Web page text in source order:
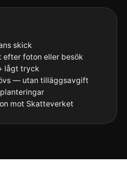
skick
efter foton eller besök
lågt tryck
— utan tilläggsavgift
mot Skatteverket